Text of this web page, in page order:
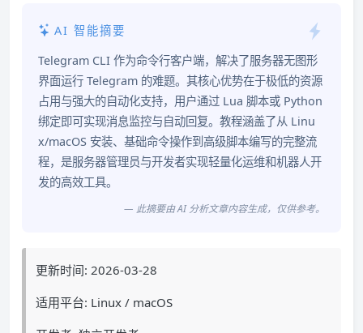
AI 智能摘要
Telegram CLI 作为命令行客户端，解决了服务器无图形
界面运行 Telegram 的难题。其核心优势在于极低的资源
占用与强大的自动化支持，用户通过 Lua 脚本或 Python
绑定即可实现消息监控与自动回复。教程涵盖了从 Linu
x/macOS 安装、基础命令操作到高级脚本编写的完整流
程，是服务器管理员与开发者实现轻量化运维和机器人开
发的高效工具。
— 此摘要由 AI 分析文章内容生成，仅供参考。
更新时间: 2026-03-28
适用平台: Linux / macOS